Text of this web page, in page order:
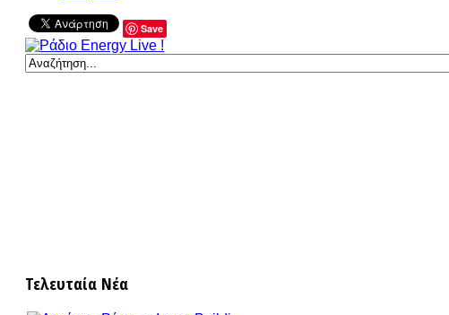
Save
Τελευταία Νέα